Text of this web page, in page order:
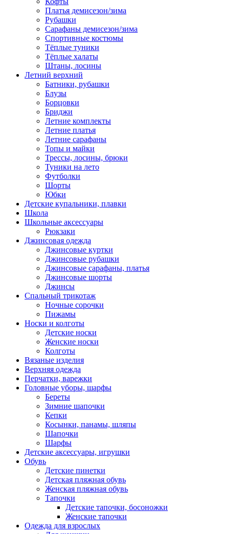
Платья демисезон/зима
Рубашки
Сарафаны демисезон/зима
Спортивные костюмы
Тёплые туники
Тёплые халаты
Штаны, лосины
Летний верхний
Батники, рубашки
Блузы
Борцовки
Бриджи
Летние комплекты
Летние платья
Летние сарафаны
Топы и майки
Трессы, лосины, брюки
Туники на лето
Футболки
Шорты
Юбки
Детские купальники, плавки
Школа
Школьные аксессуары
Рюкзаки
Джинсовая одежда
Джинсовые куртки
Джинсовые рубашки
Джинсовые сарафаны, платья
Джинсовые шорты
Джинсы
Спальный трикотаж
Ночные сорочки
Пижамы
Носки и колготы
Детские носки
Женские носки
Колготы
Вязаные изделия
Верхняя одежда
Перчатки, варежки
Головные уборы, шарфы
Береты
Зимние шапочки
Кепки
Косынки, панамы, шляпы
Шапочки
Шарфы
Детские аксессуары, игрушки
Обувь
Детские пинетки
Детская пляжная обувь
Женская пляжная обувь
Тапочки
Детские тапочки, босоножки
Женские тапочки
Одежда для взрослых